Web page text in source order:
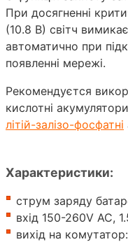
При досягненні
(10.8 В) світч
автоматично при
появленні мережі.
Рекомендуєтся
кислотні
літій-залізо-фосфатні
Характеристики:
струм заряду
вхід 150-260V AC,
вихід на